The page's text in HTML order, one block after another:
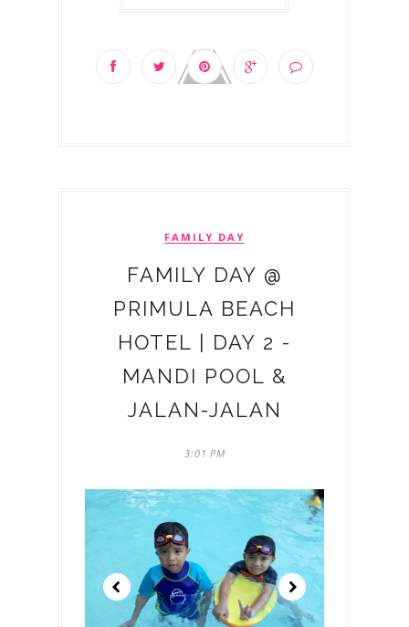
FAMILY DAY
FAMILY DAY @
PRIMULA BEACH
HOTEL | DAY 2 -
MANDI POOL &
JALAN-JALAN
3:01 PM